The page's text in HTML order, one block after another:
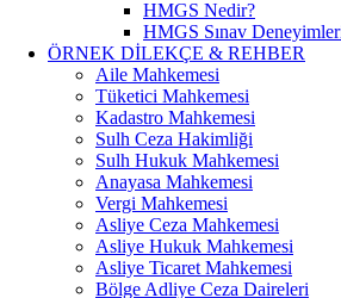
HMGS Nedir?
HMGS Sınav
ÖRNEK DILEKÇE & REHBER
Aile Mahkemesi
Tüketici Mahkemesi
Kadastro Mahkemesi
Sulh Ceza Hakimliği
Sulh Hukuk Mahkemesi
Anayasa Mahkemesi
Vergi Mahkemesi
Asliye Ceza Mahkemesi
Asliye Hukuk Mahkemesi
Asliye Ticaret Mahkemesi
Bölge Adliye Ceza Daireleri